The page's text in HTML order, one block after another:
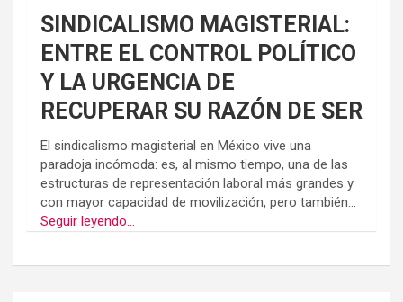
SINDICALISMO MAGISTERIAL:
ENTRE EL CONTROL POLÍTICO
Y LA URGENCIA DE
RECUPERAR SU RAZÓN DE SER
El sindicalismo magisterial en México vive una
paradoja incómoda: es, al mismo tiempo, una de las
estructuras de representación laboral más grandes y
con mayor capacidad de movilización, pero también...
Seguir leyendo...